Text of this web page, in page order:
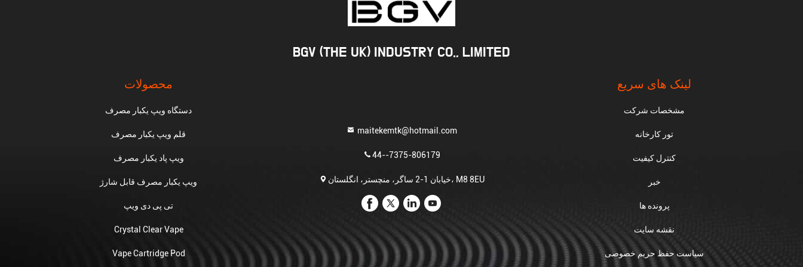
BGV (THE UK) INDUSTRY CO., LIMITED
محصولات
دستگاه ویپ یکبار مصرف
قلم ویپ یکبار مصرف
ویپ پاد یکبار مصرف
ویپ یکبار مصرف قابل شارژ
تی پی دی ویپ
Crystal Clear Vape
Vape Cartridge Pod
maitekemtk@hotmail.com
44--7375-806179
خیابان 1-2 ساگر، منچستر، انگلستان، M8 8EU
لینک های سریع
مشخصات شرکت
تور کارخانه
کنترل کیفیت
خبر
پرونده ها
نقشه سایت
سیاست حفظ حریم خصوصی